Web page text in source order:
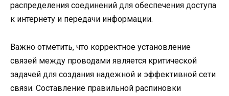
распределения соединений для обеспечения доступа
к интернету и передачи информации.
Важно отметить, что корректное установление
связей между проводами является критической
задачей для создания надежной и эффективной сети
связи. Составление правильной распиновки